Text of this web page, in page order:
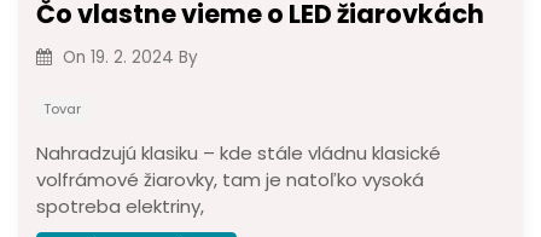
Čo vlastne vieme o LED žiarovkách
On 19. 2. 2024 By
Tovar
Nahradzujú klasiku – kde stále vládnu klasické
volfrámové žiarovky, tam je natoľko vysoká
spotreba elektriny,